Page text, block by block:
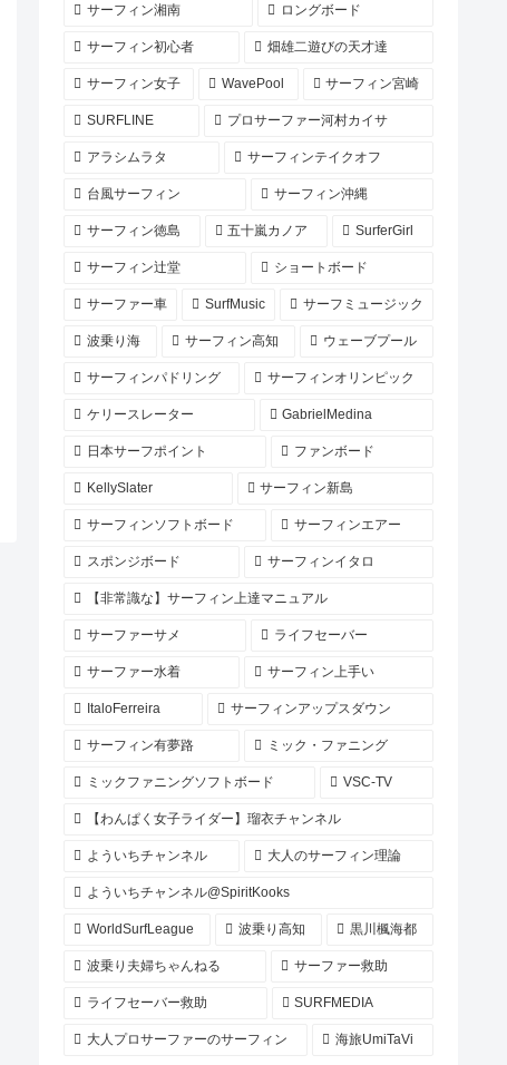
サーフィン湘南 ロングボード
サーフィン初心者 畑雄二遊びの天才達
サーフィン女子 WavePool サーフィン宮崎
SURFLINE プロサーファー河村カイサ
アラシムラタ サーフィンテイクオフ
台風サーフィン サーフィン沖縄
サーフィン徳島 五十嵐カノア SurferGirl
サーフィン辻堂 ショートボード
サーファー車 SurfMusic サーフミュージック
波乗り海 サーフィン高知 ウェーブプール
サーフィンパドリング サーフィンオリンピック
ケリースレーター GabrielMedina
日本サーフポイント ファンボード
KellySlater サーフィン新島
サーフィンソフトボード サーフィンエアー
スポンジボード サーフィンイタロ
【非常識な】サーフィン上達マニュアル
サーファーサメ ライフセーバー
サーファー水着 サーフィン上手い
ItaloFerreira サーフィンアップスダウン
サーフィン有夢路 ミック・ファニング
ミックファニングソフトボード VSC-TV
【わんぱく女子ライダー】瑠衣チャンネル
よういちチャンネル 大人のサーフィン理論
よういちチャンネル@SpiritKooks
WorldSurfLeague 波乗り高知 黒川楓海都
波乗り夫婦ちゃんねる サーファー救助
ライフセーバー救助 SURFMEDIA
大人プロサーファーのサーフィン 海旅UmiTaVi